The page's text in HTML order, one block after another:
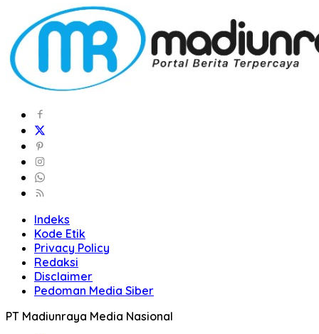
Indeks
Kode Etik
Privacy Policy
Redaksi
Disclaimer
Pedoman Media Siber
PT Madiunraya Media Nasional